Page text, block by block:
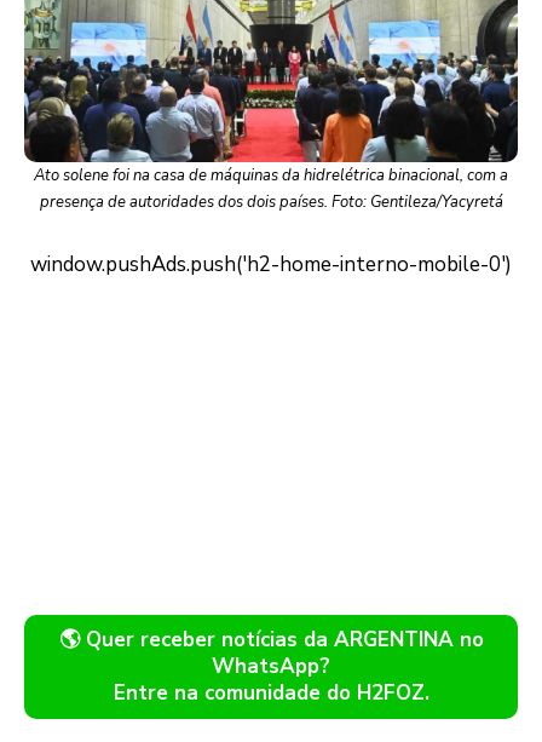
Ato solene foi na casa de máquinas da hidrelétrica binacional, com a
presença de autoridades dos dois países. Foto: Gentileza/Yacyretá
🌎 Quer receber notícias da ARGENTINA no
WhatsApp?
Entre na comunidade do H2FOZ.